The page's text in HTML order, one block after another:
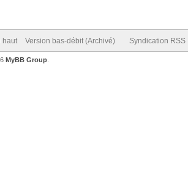
haut Version bas-débit (Archivé) Syndication RSS
MyBB Group